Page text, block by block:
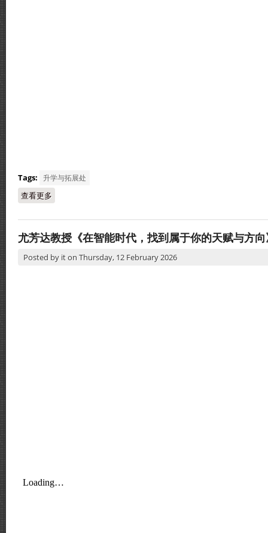
Tags: 升学与拓展处
查看更多
尤芳达教授《在智能时代，找到属于你的天赋与方
Posted by iton Thursday, 12 February 2026